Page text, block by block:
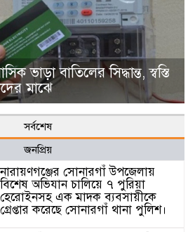
ভাড়া বাতিলের সিদ্ধান্ত, স্বস্তি
মাঝে
সর্বশেষ
জনপ্রিয়
নারায়ণগঞ্জের সোনারগাঁ উপজেলায়
বিশেষ অভিযান চালিয়ে ৭ পুরিয়া
হেরোইনসহ এক মাদক ব্যবসায়ীকে
গ্রেপ্তার করেছে সোনারগাঁ থানা পুলিশ।